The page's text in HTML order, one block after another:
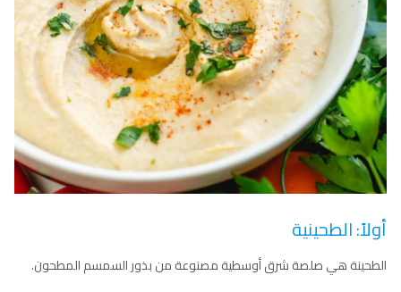
أولاً: الطحينية
الطحينة هي صلصة شرق أوسطية مصنوعة من بذور السمسم المطحون.